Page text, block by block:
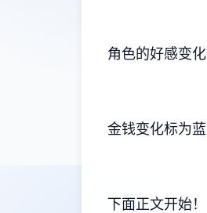
角色的好感变
金钱变化标为
下面正文开始！